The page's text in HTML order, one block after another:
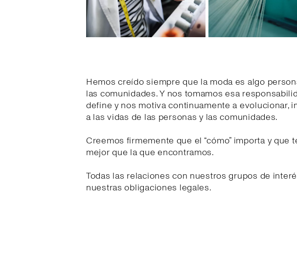
Hemos creído siempre que la moda es algo
las comunidades. Y nos tomamos esa
define y nos motiva continuamente a evolucionar,
a las vidas de las personas y las comunidades.
Creemos firmemente que el “cómo” importa y
mejor que la que encontramos.
Todas las relaciones con nuestros grupos de
nuestras obligaciones legales.